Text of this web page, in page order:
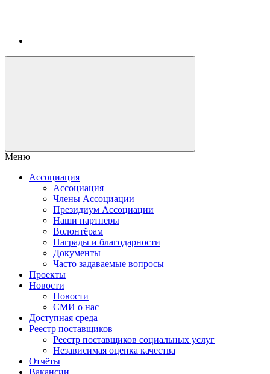
Меню
Ассоциация
Ассоциация
Члены Ассоциации
Президиум Ассоциации
Наши партнеры
Волонтёрам
Награды и благодарности
Документы
Часто задаваемые вопросы
Проекты
Новости
Новости
СМИ о нас
Доступная среда
Реестр поставщиков
Реестр поставщиков социальных услуг
Независимая оценка качества
Отчёты
Вакансии